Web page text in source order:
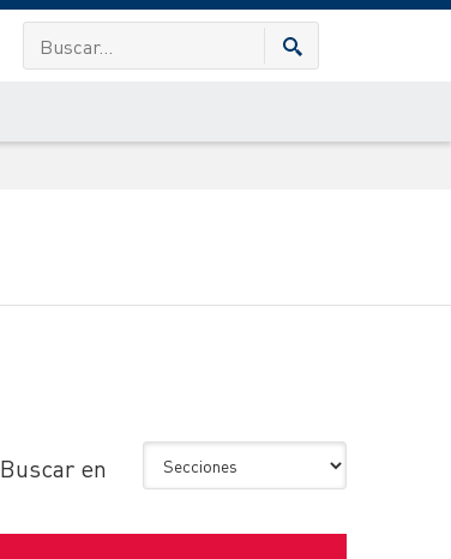
Buscar en